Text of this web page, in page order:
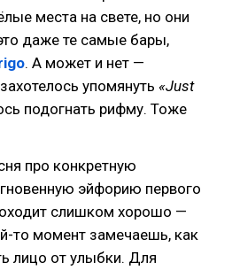
места на свете, но они
даже те самые бары,
. А может и нет —
упомянуть «Just
подогнать рифму. Тоже
про конкретную
эйфорию первого
слишком хорошо —
то момент замечаешь, как
лицо от улыбки. Для